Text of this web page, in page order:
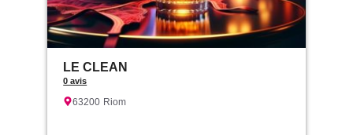
LE CLEAN
0 avis
63200 Riom